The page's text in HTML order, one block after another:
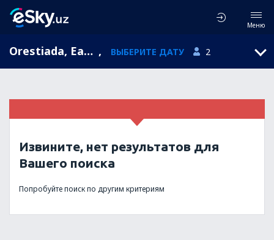
Меню
Orestiada, East Macedonia and Thrace, Греция , ВЫБЕРИТЕ ДАТУ 2
Извините, нет результатов для
Вашего поиска
Попробуйте поиск по другим критериям